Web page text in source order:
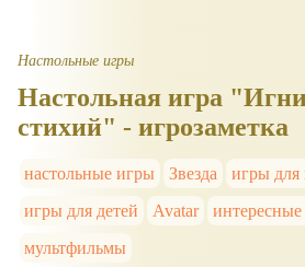
Настольные игры
Настольная игра
стихий" - игрозаметка
настольные игры Звезда
игры для
игры для детей
Avatar
мультфильмы